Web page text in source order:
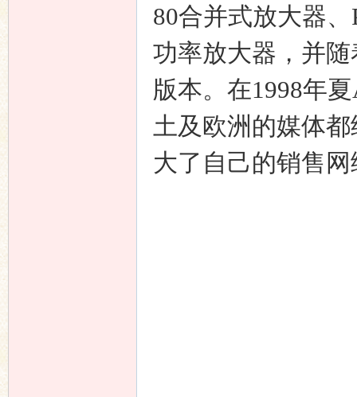
80合并式放大器
功率放大器，并
版本。在1998年
土及欧洲的媒体
大了自己的销售网